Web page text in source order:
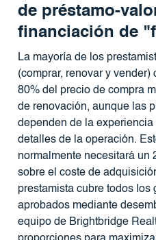
de préstamo-
financiación de
La mayoría de los
(comprar, renovar y vender)
80% del precio de compra
de renovación, aunque las
dependen de la
detalles de la operación.
normalmente necesitará un
sobre el coste de
prestamista cubre todos los
aprobados mediante
equipo de Brightbridge